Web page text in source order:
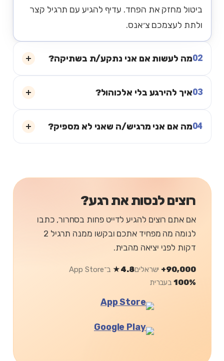
ביטול מחזק את הפחד. עדיף להגיע עם תרגיל קצר
ולתת לעצמכם צ׳אנס.
02מה לעשות אם אני נתקע/ת בשתיקה?
03איך להירגע בלי אלכוהול?
04מה אם אני מרגיש/ה שאני לא מספיק?
רוצים לנסות את רגע?
אם אתם רוצים להגיע לדייט פחות בסחרור, כתבו
לנומה מה מפחיד אתכם ובקשו ממנה תרגיל 2
דקות לפני יציאה מהבית.
90,000+ ישראלים4.8★
ב־App Store
100%בעברית